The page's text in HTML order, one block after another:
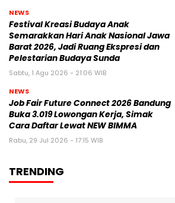
NEWS
Festival Kreasi Budaya Anak
Semarakkan Hari Anak Nasional Jawa
Barat 2026, Jadi Ruang Ekspresi dan
Pelestarian Budaya Sunda
Sabtu, 1 Agu 2026 - 21:06 WIB
NEWS
Job Fair Future Connect 2026 Bandung
Buka 3.019 Lowongan Kerja, Simak
Cara Daftar Lewat NEW BIMMA
Rabu, 29 Jul 2026 - 17:15 WIB
TRENDING